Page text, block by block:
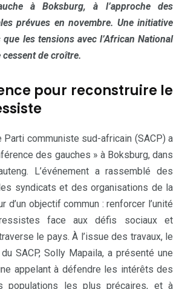
à Boksburg, à l’approche des
prévues en novembre. Une initiative
les tensions avec l’African National
cessent de croître.
pour reconstruire le
Parti communiste sud-africain (SACP) a
des gauches » à Boksburg, dans
L’événement a rassemblé des
syndicats et des organisations de la
d’un objectif commun : renforcer l’unité
face aux défis sociaux et
le pays. À l’issue des travaux, le
SACP, Solly Mapaila, a présenté une
appelant à défendre les intérêts des
populations les plus précaires, et à